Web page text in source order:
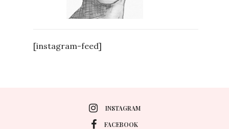
[instagram-feed]
INSTAGRAM
FACEBOOK